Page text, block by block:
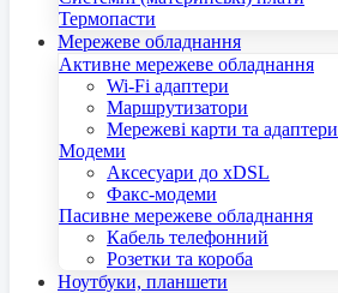
Термопасти
Мережеве обладнання
Активне мережеве обладнання
Wi-Fi адаптери
Маршрутизатори
Мережеві карти та адаптери
Модеми
Аксесуари до xDSL
Факс-модеми
Пасивне мережеве обладнання
Кабель телефонний
Розетки та короба
Ноутбуки, планшети